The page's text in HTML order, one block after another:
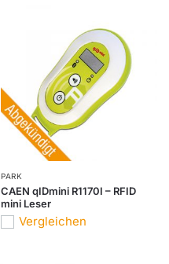
PARK
CAEN qIDmini R1170I – RFID
mini Leser
Vergleichen